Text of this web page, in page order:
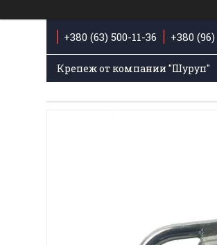
+380 (63) 500-11-36 +380
Крепеж от компании "Шуруп"